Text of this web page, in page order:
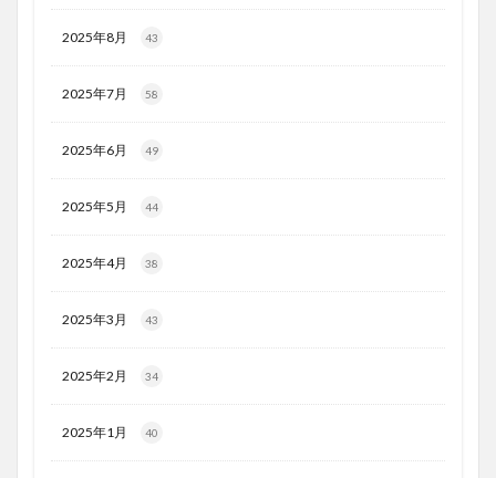
2025年8月 43
2025年7月 58
2025年6月 49
2025年5月 44
2025年4月 38
2025年3月 43
2025年2月 34
2025年1月 40